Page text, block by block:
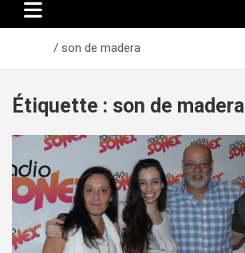
son de madera
Étiquette : son de madera